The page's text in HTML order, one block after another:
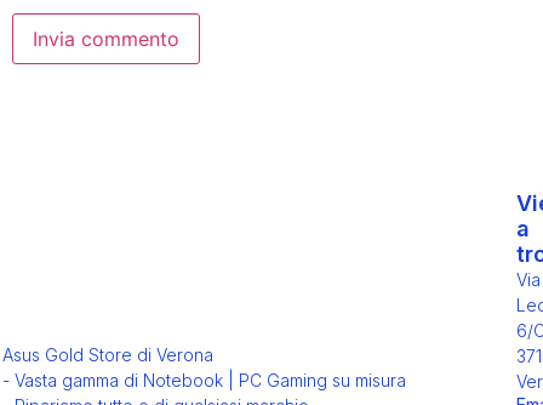
Asus Gold Store di Verona
- Vasta gamma di Notebook | PC Gaming su misura
a
Via
6/